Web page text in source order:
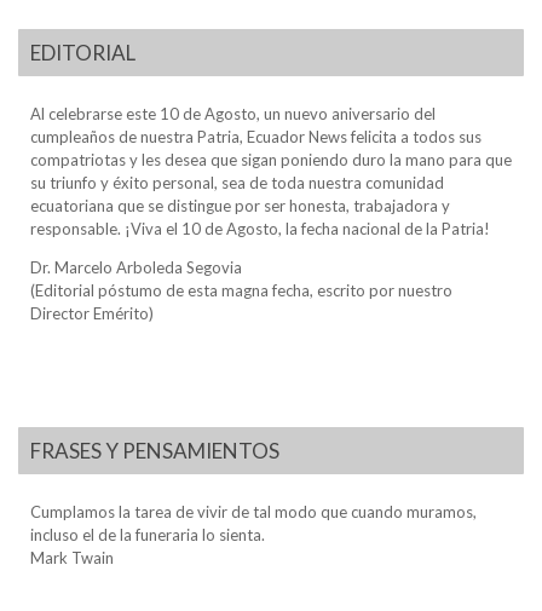
EDITORIAL
Al celebrarse este 10 de Agosto, un nuevo aniversario del
cumpleaños de nuestra Patria, Ecuador News felicita a todos sus
compatriotas y les desea que sigan poniendo duro la mano para que
su triunfo y éxito personal, sea de toda nuestra comunidad
ecuatoriana que se distingue por ser honesta, trabajadora y
responsable. ¡Viva el 10 de Agosto, la fecha nacional de la Patria!
Dr. Marcelo Arboleda Segovia
(Editorial póstumo de esta magna fecha, escrito por nuestro
Director Emérito)
FRASES Y PENSAMIENTOS
Cumplamos la tarea de vivir de tal modo que cuando muramos,
incluso el de la funeraria lo sienta.
Mark Twain